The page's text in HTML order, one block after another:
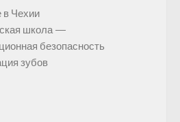
Чехии
школа —
безопасность
зубов